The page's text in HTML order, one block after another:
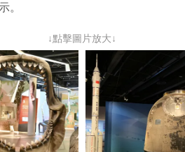
。
↓點擊圖片放大↓